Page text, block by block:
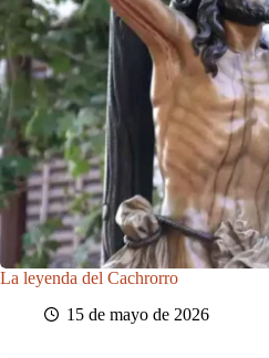
La leyenda del Cachrorro
15 de mayo de 2026